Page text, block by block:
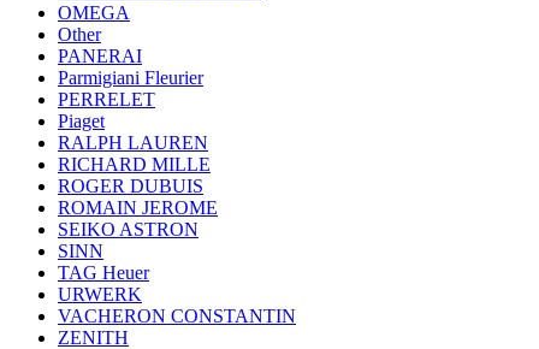
OMEGA
Other
PANERAI
Parmigiani Fleurier
PERRELET
Piaget
RALPH LAUREN
RICHARD MILLE
ROGER DUBUIS
ROMAIN JEROME
SEIKO ASTRON
SINN
TAG Heuer
URWERK
VACHERON CONSTANTIN
ZENITH